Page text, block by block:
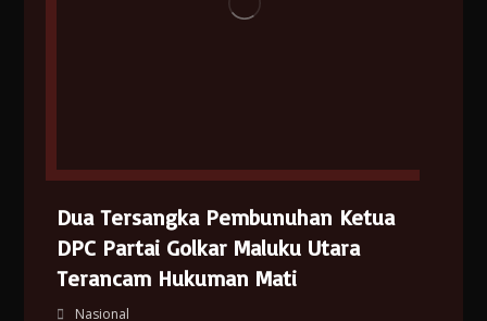
Dua Tersangka Pembunuhan Ketua
DPC Partai Golkar Maluku Utara
Terancam Hukuman Mati
Nasional